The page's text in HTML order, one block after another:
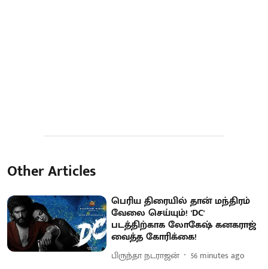
Other Articles
பெரிய திரையில் தான் மந்திரம்
வேலை செய்யும்! 'DC'
படத்திற்காக லோகேஷ் கனகராஜ்
வைத்த கோரிக்கை!
பிருந்தா நடராஜன் 56 minutes ago